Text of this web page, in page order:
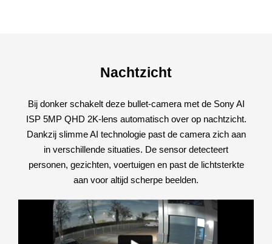
Nachtzicht
Bij donker schakelt deze bullet-camera met de Sony AI
ISP 5MP QHD 2K-lens automatisch over op nachtzicht.
Dankzij slimme AI technologie past de camera zich aan
in verschillende situaties. De sensor detecteert
personen, gezichten, voertuigen en past de lichtsterkte
aan voor altijd scherpe beelden.